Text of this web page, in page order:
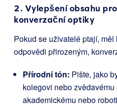
2. Vylepšení obsahu
konverzační optiky
Pokud se uživatelé ptají,
odpovědi přirozeným,
Přírodní tón: Pište, jako
kolegovi nebo
akademickému nebo